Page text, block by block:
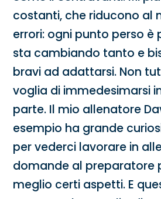
costanti, che riducono al
errori: ogni punto perso è
sta cambiando tanto e
bravi ad adattarsi. Non
voglia di immedesimarsi
parte. Il mio allenatore
esempio ha grande
per vederci lavorare in
domande al preparatore
meglio certi aspetti. E